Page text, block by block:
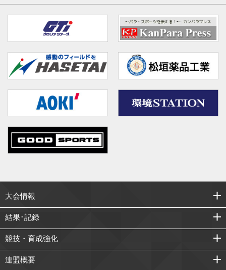
大会情報
結果･記録
競技・育成強化
連盟概要